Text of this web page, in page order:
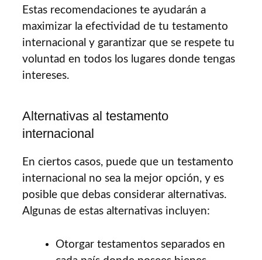
Estas recomendaciones te ayudarán a
maximizar la efectividad de tu testamento
internacional y garantizar que se respete tu
voluntad en todos los lugares donde tengas
intereses.
Alternativas al testamento
internacional
En ciertos casos, puede que un testamento
internacional no sea la mejor opción, y es
posible que debas considerar alternativas.
Algunas de estas alternativas incluyen:
Otorgar testamentos separados en